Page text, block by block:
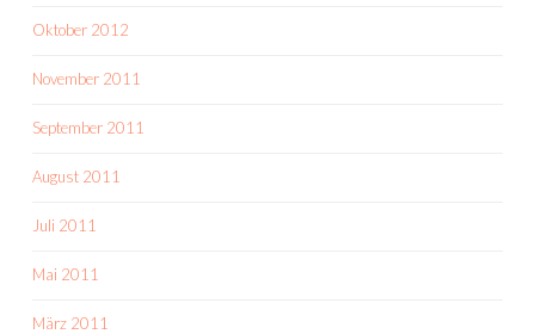
Oktober 2012
November 2011
September 2011
August 2011
Juli 2011
Mai 2011
März 2011